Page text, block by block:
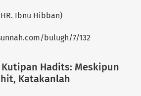
Ibnu Hibban)
bulugh/7/132
Hadits: Meskipun
Katakanlah